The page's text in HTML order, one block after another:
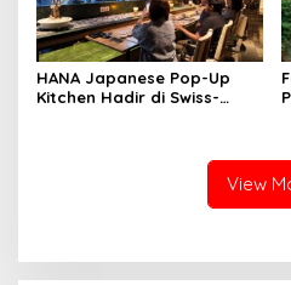
HANA Japanese Pop-Up
Kitchen Hadir di Swiss-
View